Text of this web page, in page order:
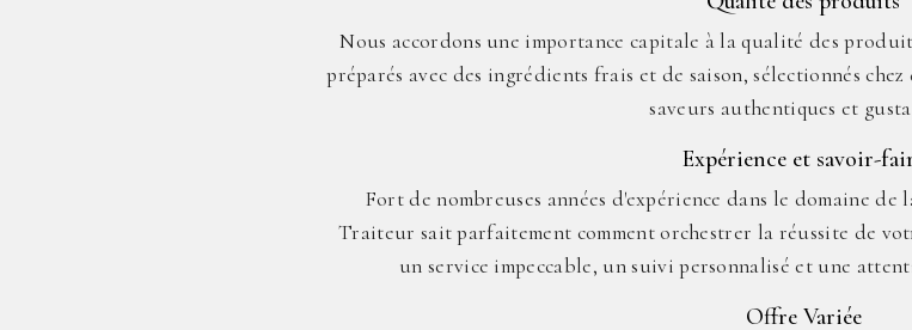
Nous accordons une importance capitale à la qualité des
préparés avec des ingrédients frais et de saison, sélectionnés
saveurs authentiques et
Expérience et savoir-
Fort de nombreuses années d'expérience dans le domaine
Traiteur sait parfaitement comment orchestrer la réussite de
un service impeccable, un suivi personnalisé et une
Offre Variée